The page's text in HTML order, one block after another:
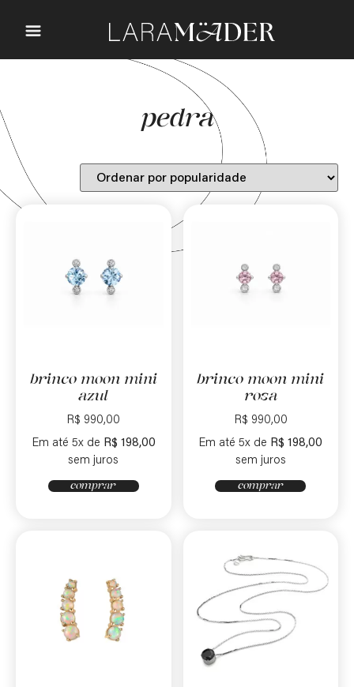
pedra
brinco moon mini
azul
R$ 990,00
Em até 5x de R$ 198,00
sem juros
comprar
brinco moon mini
rosa
R$ 990,00
Em até 5x de R$ 198,00
sem juros
comprar